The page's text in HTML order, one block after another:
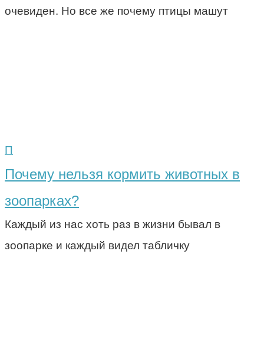
очевиден. Но все же почему птицы машут
П
Почему нельзя кормить животных в
зоопарках?
Каждый из нас хоть раз в жизни бывал в
зоопарке и каждый видел табличку